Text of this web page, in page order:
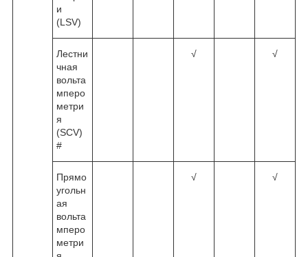
и
(LSV)
Лестни
чная
вольта
мперо
метри
я
(SCV)
#
√ √
Прямо
угольн
ая
вольта
мперо
метри
√ √